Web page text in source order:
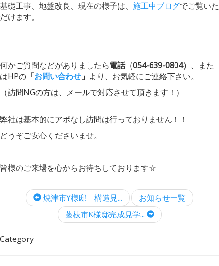
基礎工事、地盤改良、現在の様子は、 施工中ブログでご覧いた
だけます。
何かご質問などがありましたら電話（054-639-0804） 、また
はHPの 「お問い合わせ」 より、お気軽にご連絡下さい。
（訪問NGの方は、メールで対応させて頂きます！）
弊社は基本的にアポなし訪問は行っておりません！！
どうぞご安心くださいませ。
皆様のご来場を心からお待ちしております☆
焼津市Y様邸 構造見...
お知らせ一覧
藤枝市K様邸完成見学...
Category